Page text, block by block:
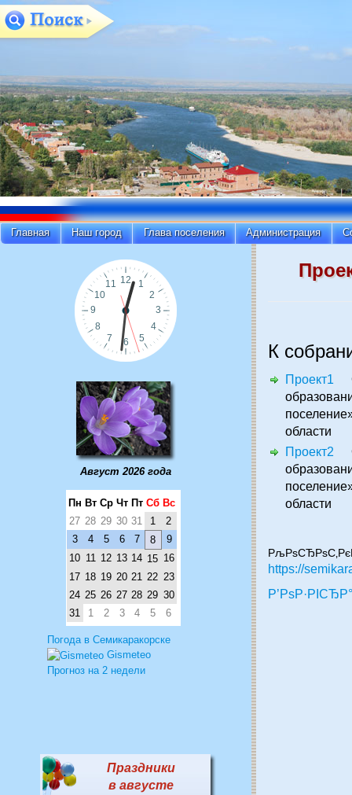
Главная Наш город Глава поселения Администрация
Август 2026 года
Пн Вт Ср Чт Пт Сб Вс
27 28 29 30 31 1
2
3
4 5 6 7 8
9
10 11 12 13 14 15 16
17 18 19 20 21 22 23
24 25 26 27 28 29 30
31
1 2 3 4 5 6
Погода в Семикаракорске
Gismeteo
Прогноз на 2 недели
Праздники
в августе
К
Проект1 О
области
Проект2 О
области
https://